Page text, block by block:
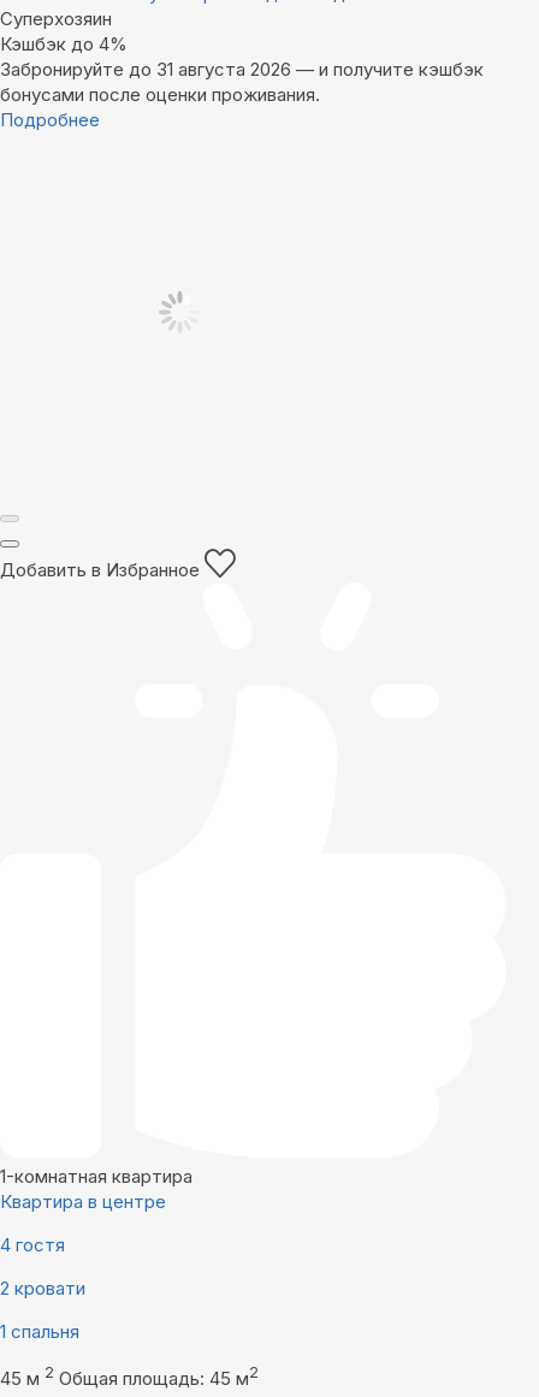
Суперхозяин
Кэшбэк до 4%
Забронируйте до 31 августа 2026 — и получите кэшбэк
бонусами после оценки проживания.
Подробнее
Добавить в Избранное
1-комнатная квартира
Квартира в центре
4 гостя
2 кровати
1 спальня
45 м 2 Общая площадь: 45 м2